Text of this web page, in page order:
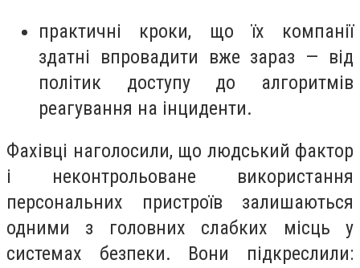
практичні кроки, що їх компанії
здатні впровадити вже зараз — від
політик доступу до алгоритмів
реагування на інциденти.
Фахівці наголосили, що людський фактор
і неконтрольоване використання
персональних пристроїв залишаються
одними з головних слабких місць у
системах безпеки. Вони підкреслили: